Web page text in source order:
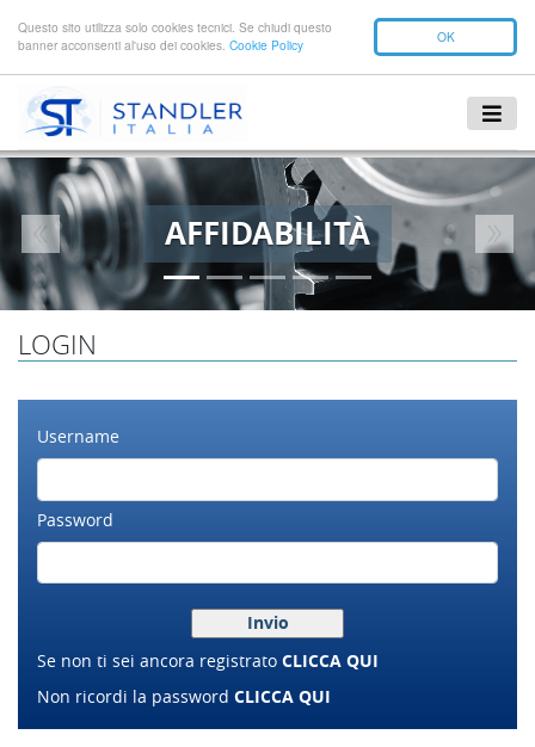
OK
Questo sito utilizza solo cookies tecnici. Se chiudi questo
banner acconsenti al'uso dei cookies. Cookie Policy
AFFIDABILITÀ
Previous Next
LOGIN
Username
Password
Se non ti sei ancora registrato CLICCA QUI
Non ricordi la password CLICCA QUI